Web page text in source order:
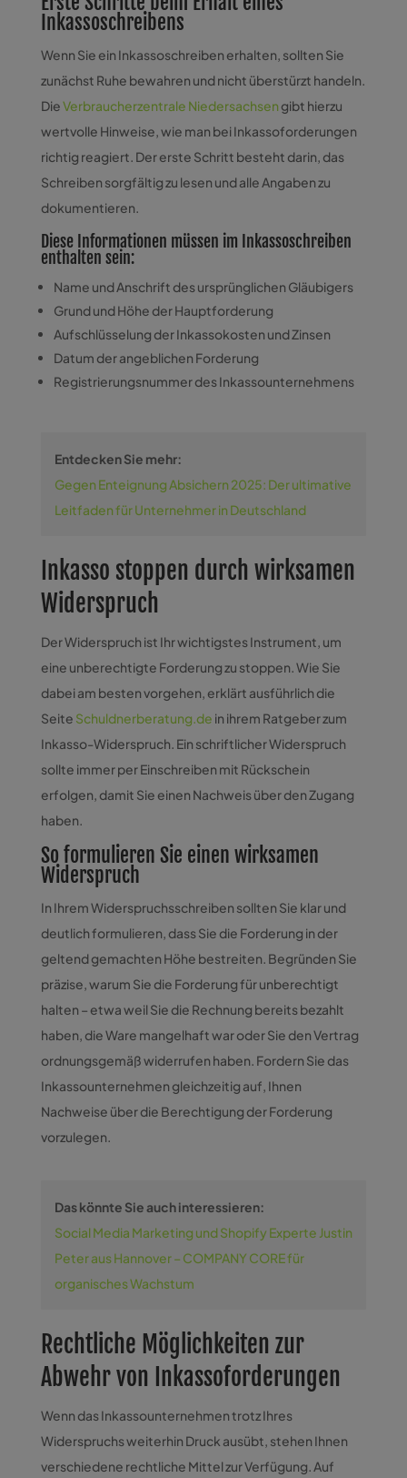
Inkassoschreibens
Wenn Sie ein Inkassoschreiben erhalten, sollten Sie
zunächst Ruhe bewahren und nicht überstürzt handeln.
DieVerbraucherzentrale Niedersachsengibt hierzu
wertvolle Hinweise, wie man bei Inkassoforderungen
richtig reagiert. Der erste Schritt besteht darin, das
Schreiben sorgfältig zu lesen und alle Angaben zu
dokumentieren.
Diese Informationen müssen im Inkassoschreiben
enthalten sein:
Name und Anschrift des ursprünglichen Gläubigers
Grund und Höhe der Hauptforderung
Aufschlüsselung der Inkassokosten und Zinsen
Datum der angeblichen Forderung
Registrierungsnummer des Inkassounternehmens
Entdecken Sie mehr:
Gegen Enteignung Absichern 2025: Der ultimative
Leitfaden für Unternehmer in Deutschland
Inkasso stoppen durch wirksamen
Widerspruch
Der Widerspruch ist Ihr wichtigstes Instrument, um
eine unberechtigte Forderung zu stoppen. Wie Sie
dabei am besten vorgehen, erklärt ausführlich die
Seite Schuldnerberatung.de in ihrem Ratgeber zum
Inkasso-Widerspruch. Ein schriftlicher Widerspruch
sollte immer per Einschreiben mit Rückschein
erfolgen, damit Sie einen Nachweis über den Zugang
haben.
So formulieren Sie einen wirksamen
Widerspruch
In Ihrem Widerspruchsschreiben sollten Sie klar und
deutlich formulieren, dass Sie die Forderung in der
geltend gemachten Höhe bestreiten. Begründen Sie
präzise, warum Sie die Forderung für unberechtigt
halten – etwa weil Sie die Rechnung bereits bezahlt
haben, die Ware mangelhaft war oder Sie den Vertrag
ordnungsgemäß widerrufen haben. Fordern Sie das
Inkassounternehmen gleichzeitig auf, Ihnen
Nachweise über die Berechtigung der Forderung
vorzulegen.
Das könnte Sie auch interessieren:
Social Media Marketing und Shopify Experte Justin
Peter aus Hannover – COMPANY CORE für
organisches Wachstum
Rechtliche Möglichkeiten zur
Abwehr von Inkassoforderungen
Wenn das Inkassounternehmen trotz Ihres
Widerspruchs weiterhin Druck ausübt, stehen Ihnen
verschiedene rechtliche Mittel zur Verfügung. Auf